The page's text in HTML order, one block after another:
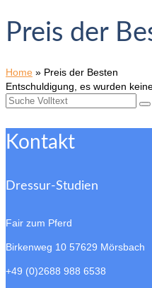
Preis der
Home » Preis der Besten
Entschuldigung, es wurden
Suche
Kontakt
Dressur-Studien
Fair zum Pferd
Birkenweg 10 57629 Mörsbach
+49 (0)2688 988 6538